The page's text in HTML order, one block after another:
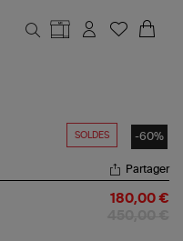
SOLDES -60%
Partager
180,00 €